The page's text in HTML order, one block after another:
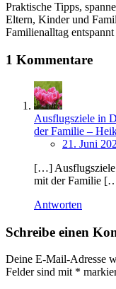
Praktische Tipps,
Eltern, Kinder und
Familienalltag
1 Kommentare
Ausflugsziele in
der Familie –
21. Juni
[…] Ausflugsziele
mit der Familie
Antworten
Schreibe einen
Deine E-Mail-Adresse
Felder sind mit *